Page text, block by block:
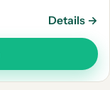
Details →